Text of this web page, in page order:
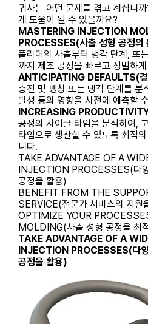
귀사는 어떤 문제를 겪고 계십니
게 도움이 될 수 있을까요?
MASTERING INJECTION
PROCESSES(사출 성형 공정의
폴리머의 사출부터 냉각 단계, 또
까지 제조 공정을 빠르고 정밀하
ANTICIPATING DEFAULTS(
충진 및 팽창 또는 냉각 단계를 분
발생 등의 영향을 사전에 예측할
INCREASING
공정의 사이클 타임을 분석하여,
타임으로 생산할 수 있도록 최적
니다.
TAKE ADVANTAGE OF A
INJECTION PROCESSES(다
공정을 활용)
BENEFIT FROM THE
SERVICE(전문가 서비스의 지원
OPTIMIZE YOUR
MOLDING(사출 성형 공정을 최
TAKE ADVANTAGE OF A
INJECTION PROCESSES(다
공정을 활용)